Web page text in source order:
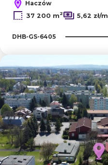
Haczów
37 200 m2 5,62 zł/m
DHB-GS-6405